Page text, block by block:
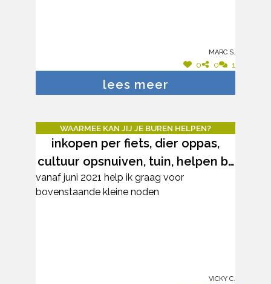
Marc S.
0 0 1
lees meer
WAARMEE KAN JIJ JE BUREN HELPEN?
inkopen per fiets, dier oppas,
cultuur opsnuiven, tuin, helpen bij
lessen van kinderen, vertaling,
admin
vanaf juni 2021 help ik graag voor
bovenstaande kleine noden
Vicky C.